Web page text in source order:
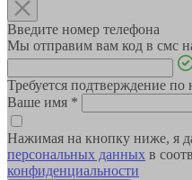
Введите номер телефона
Мы отправим вам код в смс
Требуется подтверждение по
Ваше имя *
Нажимая на кнопку ниже, я
персональных данных в
конфиденциальности